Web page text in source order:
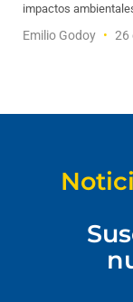
impactos
Emilio Godoy 26